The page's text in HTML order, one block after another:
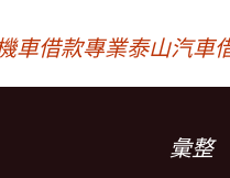
車借款專業泰山汽車
彙整